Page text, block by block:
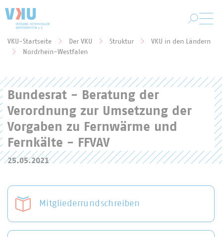
Sie befinden sich hier:
VKU-Startseite Der VKU Struktur
VKU in den Ländern
Nordrhein-Westfalen
Bundesrat - Beratung der
Verordnung zur Umsetzung der
Vorgaben zu Fernwärme und
Fernkälte - FFVAV
25.05.2021
Mitgliederrundschreiben